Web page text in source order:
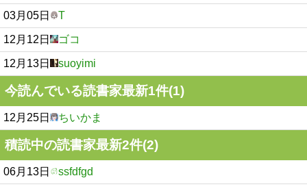
03月05日 T
12月12日 ゴコ
12月13日 suoyimi
今読んでいる読書家最新1件(1)
12月25日 ちいかま
積読中の読書家最新2件(2)
06月13日 ssfdfgd